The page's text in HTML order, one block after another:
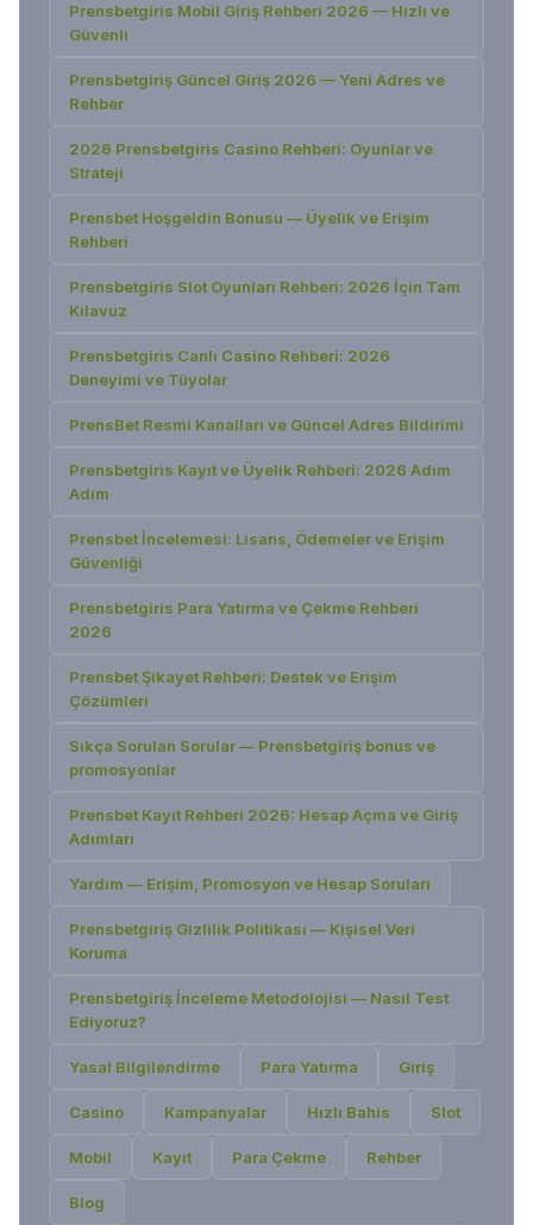
Prensbetgiris Mobil Giriş Rehberi 2026 — Hızlı ve
Güvenli
Prensbetgiriş Güncel Giriş 2026 — Yeni Adres ve
Rehber
2026 Prensbetgiris Casino Rehberi: Oyunlar ve
Strateji
Prensbet Hoşgeldin Bonusu — Üyelik ve Erişim
Rehberi
Prensbetgiris Slot Oyunları Rehberi: 2026 İçin Tam
Kılavuz
Prensbetgiris Canlı Casino Rehberi: 2026
Deneyimi ve Tüyolar
PrensBet Resmi Kanalları ve Güncel Adres Bildirimi
Prensbetgiris Kayıt ve Üyelik Rehberi: 2026 Adım
Adım
Prensbet İncelemesi: Lisans, Ödemeler ve Erişim
Güvenliği
Prensbetgiris Para Yatırma ve Çekme Rehberi
2026
Prensbet Şikayet Rehberi: Destek ve Erişim
Çözümleri
Sıkça Sorulan Sorular — Prensbetgiriş bonus ve
promosyonlar
Prensbet Kayıt Rehberi 2026: Hesap Açma ve Giriş
Adımları
Yardım — Erişim, Promosyon ve Hesap Soruları
Prensbetgiriş Gizlilik Politikası — Kişisel Veri
Koruma
Prensbetgiriş İnceleme Metodolojisi — Nasıl Test
Ediyoruz?
Yasal Bilgilendirme Para Yatırma Giriş
Casino Kampanyalar Hızlı Bahis Slot
Mobil Kayıt Para Çekme Rehber
Blog